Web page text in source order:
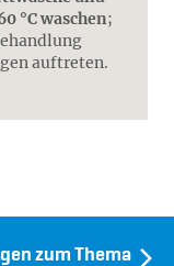
°C waschen;
auftreten.
zum Thema